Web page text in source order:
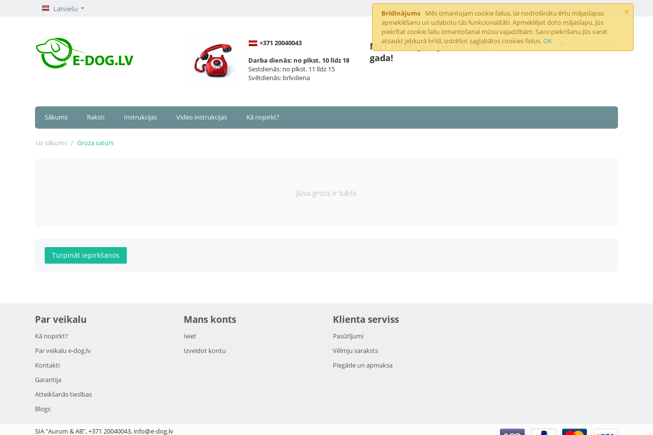
×
Brīdinājums
Mēs izmantojam cookie failus, lai nodrošinātu ērtu mājaslapas
apmeklēšanu un uzlabotu tās funkcionalitāti. Apmeklējot doto mājaslapu, Jūs
piekrītat cookie failu izmantošanai mūsu vajadzībām. Savu piekrišanu Jūs varat
atsaukt jebkurā brīdī, izdzēšot saglabātos cookies failus.OK
Latviešu
+371 20040043
Darba dienās: no plkst. 10 līdz 18
Sestdienās: no plkst. 11 līdz 15
Svētdienās: brīvdiena
Mēs strādājam jau no 2006.
gada!
Sākums Raksti Instrukcijas Video instrukcijas Kā nopirkt?
Uz sākums / Groza saturs
Jūsu grozs ir tukšs
Turpināt iepirkšanos
Par veikalu
Kā nopirkt?
Par veikalu e-dog.lv
Kontakti
Garantija
Atteikšanās tiesības
Blogs
Mans konts
Ieiet
Izveidot kontu
Klienta serviss
Pasūtījumi
Vēlmju saraksts
Piegāde un apmaksa
SIA "Aurum & AB", +371 20040043, info@e-dog.lv